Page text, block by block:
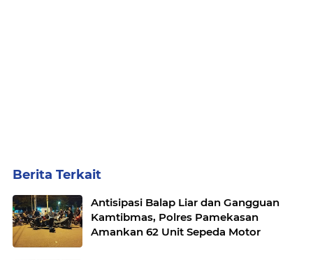
Berita Terkait
Antisipasi Balap Liar dan Gangguan
Kamtibmas, Polres Pamekasan
Amankan 62 Unit Sepeda Motor